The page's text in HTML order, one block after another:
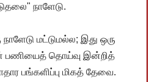
நாளேடு.
மட்டுமல்ல; இது ஒரு
பணியைத் தொய்வு இன்றித்
பங்களிப்பு மிகத் தேவை.